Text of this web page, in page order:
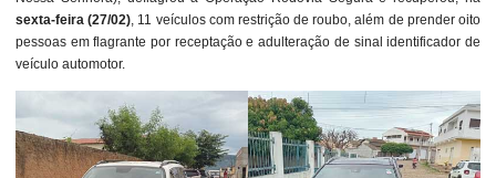
sexta-feira (27/02), 11 veículos com restrição de roubo, além de prender oito
pessoas em flagrante por receptação e adulteração de sinal identificador de
veículo automotor.